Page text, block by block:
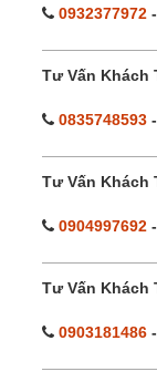
0932377972 -
Tư Vấn Khách
0835748593 -
Tư Vấn Khách
0904997692 -
Tư Vấn Khách
0903181486 -